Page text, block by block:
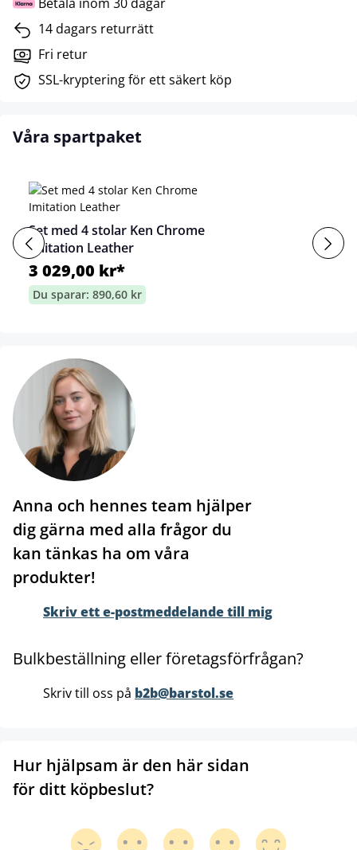
14 dagars returrätt
Fri retur
SSL-kryptering för ett säkert köp
Våra spartpaket
Set med 4 stolar Ken Chrome
Imitation Leather
3 029,00 kr*
Du sparar: 890,60 kr
Anna och hennes team hjälper
dig gärna med alla frågor du
kan tänkas ha om våra
produkter!
Skriv ett e-postmeddelande till mig
Bulkbeställning eller företagsförfrågan?
Skriv till oss på b2b@barstol.se
Hur hjälpsam är den här sidan
för ditt köpbeslut?